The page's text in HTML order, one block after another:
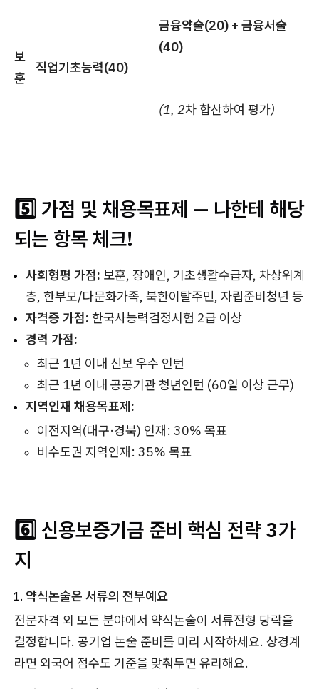
보
훈
직업기초능력(40)
금융약술(20) + 금융서술
(40)
(1, 2차 합산하여 평가)
5️⃣ 가점 및 채용목표제 — 나한테 해당
되는 항목 체크!
사회형평 가점: 보훈, 장애인, 기초생활수급자, 차상위계
층, 한부모/다문화가족, 북한이탈주민, 자립준비청년 등
자격증 가점: 한국사능력검정시험 2급 이상
경력 가점:
최근 1년 이내 신보 우수 인턴
최근 1년 이내 공공기관 청년인턴 (60일 이상 근무)
지역인재 채용목표제:
이전지역(대구·경북) 인재: 30% 목표
비수도권 지역인재: 35% 목표
6️⃣ 신용보증기금 준비 핵심 전략 3가
지
약식논술은 서류의 전부예요
전문자격 외 모든 분야에서 약식논술이 서류전형 당락을
결정합니다. 공기업 논술 준비를 미리 시작하세요. 상경계
라면 외국어 점수도 기준을 맞춰두면 유리해요.